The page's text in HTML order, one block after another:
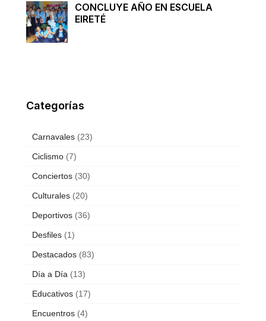
CONCLUYE AÑO EN ESCUELA
EIRETÉ
Categorías
Carnavales (23)
Ciclismo (7)
Conciertos (30)
Culturales (20)
Deportivos (36)
Desfiles (1)
Destacados (83)
Día a Día (13)
Educativos (17)
Encuentros (4)